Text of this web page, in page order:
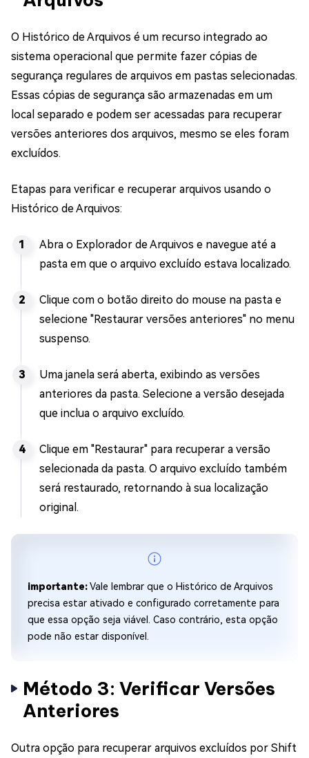
O Histórico de Arquivos é um recurso integrado ao
sistema operacional que permite fazer cópias de
segurança regulares de arquivos em pastas selecionadas.
Essas cópias de segurança são armazenadas em um
local separado e podem ser acessadas para recuperar
versões anteriores dos arquivos, mesmo se eles foram
excluídos.
Etapas para verificar e recuperar arquivos usando o
Histórico de Arquivos:
Abra o Explorador de Arquivos e navegue até a
pasta em que o arquivo excluído estava localizado.
Clique com o botão direito do mouse na pasta e
selecione "Restaurar versões anteriores" no menu
suspenso.
Uma janela será aberta, exibindo as versões
anteriores da pasta. Selecione a versão desejada
que inclua o arquivo excluído.
Clique em "Restaurar" para recuperar a versão
selecionada da pasta. O arquivo excluído também
será restaurado, retornando à sua localização
original.
importante:Vale lembrar que o Histórico de Arquivos
precisa estar ativado e configurado corretamente para
que essa opção seja viável. Caso contrário, esta opção
pode não estar disponível.
Método 3: Verificar Versões
Anteriores
Outra opção para recuperar arquivos excluídos por Shift